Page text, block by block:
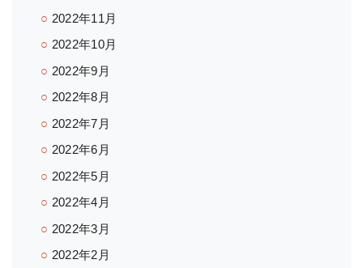
2022年11月
2022年10月
2022年9月
2022年8月
2022年7月
2022年6月
2022年5月
2022年4月
2022年3月
2022年2月